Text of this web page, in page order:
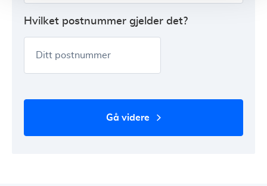
Hvilket postnummer gjelder det?
Ditt postnummer
gå videre